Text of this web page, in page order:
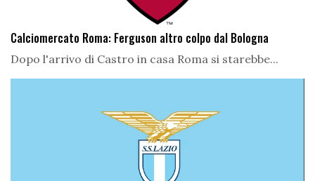
Calciomercato Roma: Ferguson altro colpo dal Bologna
Dopo l'arrivo di Castro in casa Roma si starebbe...